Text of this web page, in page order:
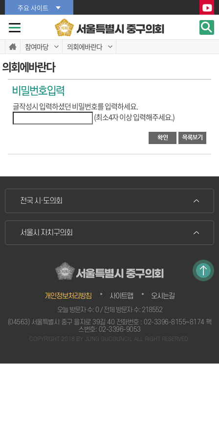
본문바로가기
본문바로가기
주요 사이트
서울특별시 중구의회
참여마당 의회에바란다
의회에바란다
글작성시 입력하셨던 비밀번호를 입력하세요.
(최소4자 이상 입력해주세요.)
전국 시·도의회
서울시 자치구의회
서울특별시 중구의회
개인정보처리방침 사이트맵 오시는길
오늘 방문자 수: 0 / 전체 방문자 수: 218552
(04563) 서울특별시 중구 을지로 39길 40 전화번호 : 02-3396-8155~8174 팩
스번호: 02-3396-9053
COPYRIGHT 2018 BY JUNG GUCOUNCIL ALL RIGHT RESERVED.